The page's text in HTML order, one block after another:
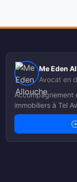
Me Eden
Avocat en
Accompagnement
immobiliers à Tel